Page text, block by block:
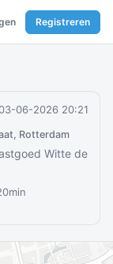
Registreren
06-2026 20:21
Rotterdam
Witte de